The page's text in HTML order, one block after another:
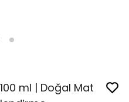
ml | Doğal Mat